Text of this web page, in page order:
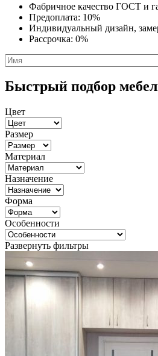
Фабричное качество ГОСТ и
Предоплата: 10%
Индивидуальный дизайн,
Рассрочка: 0%
Быстрый подбор
Цвет
Размер
Материал
Назначение
Форма
Особенности
Развернуть фильтры